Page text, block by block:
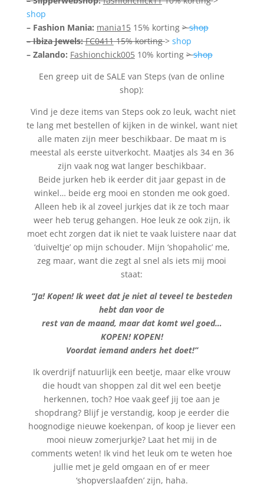
shop
– Fashion Mania: mania1515% korting>shop
– Ibiza Jewels: FC041115% korting> shop
– Zalando: Fashionchick00510% korting>shop
Een greep uit de SALE van Steps (van de online
shop):
Vind je deze items van Steps ook zo leuk, wacht niet
te lang met bestellen of kijken in de winkel, want niet
alle maten zijn meer beschikbaar. De maat m is
meestal als eerste uitverkocht. Maatjes als 34 en 36
zijn vaak nog wat langer beschikbaar.
Beide jurken heb ik eerder dit jaar gepast in de
winkel… beide erg mooi en stonden me ook goed.
Alleen heb ik al zoveel jurkjes dat ik ze toch maar
weer heb terug gehangen. Hoe leuk ze ook zijn, ik
moet echt zorgen dat ik niet te vaak luistere naar dat
‘duiveltje’ op mijn schouder. Mijn ‘shopaholic’ me,
zeg maar, want die zegt al snel als iets mij mooi
staat:
“Ja! Kopen! Ik weet dat je niet al teveel te besteden
hebt dan voor de
rest van de maand, maar dat komt wel goed…
KOPEN! KOPEN!
Voordat iemand anders het doet!”
Ik overdrijf natuurlijk een beetje, maar elke vrouw
die houdt van shoppen zal dit wel een beetje
herkennen, toch? Hoe vaak geef jij toe aan je
shopdrang? Blijf je verstandig, koop je eerder die
hoognodige nieuwe koekenpan, of koop je liever een
mooi nieuw zomerjurkje? Laat het mij in de
comments weten! Ik vind het leuk om te weten hoe
jullie met je geld omgaan en of er meer
‘shopverslaafden’ zijn, haha.